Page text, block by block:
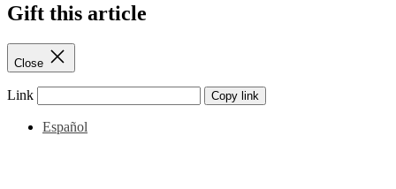
Gift this article
Close
Link Copy link
Español